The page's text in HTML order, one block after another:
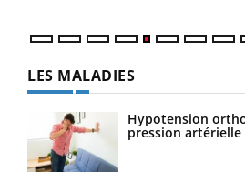
LES MALADIES
Hypotension
pression